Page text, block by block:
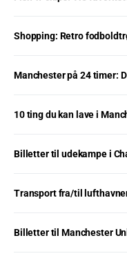
Shopping: Retro
Manchester på 24 timer:
10 ting du kan lave i
Billetter til udekampe i
Transport fra/til
Billetter til Manchester